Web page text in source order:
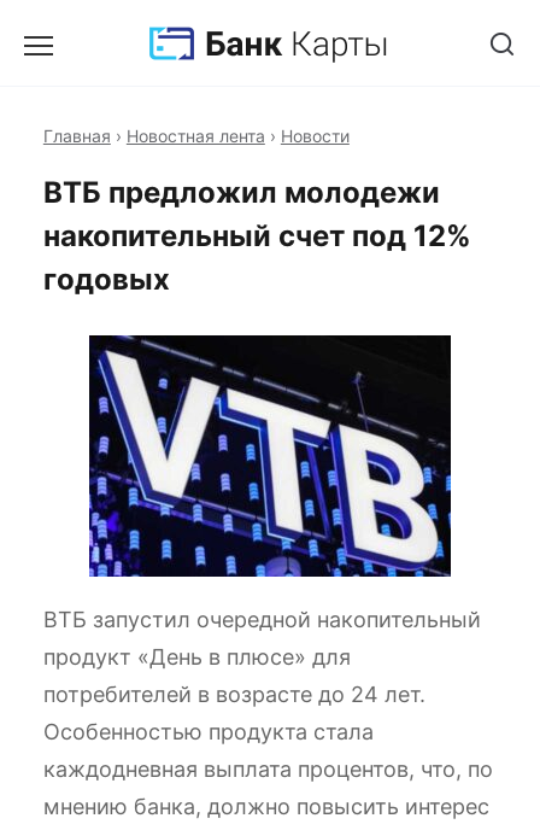
Главная › Новостная лента › Новости
ВТБ предложил молодежи
накопительный счет под 12%
годовых
ВТБ запустил очередной накопительный
продукт «День в плюсе» для
потребителей в возрасте до 24 лет.
Особенностью продукта стала
каждодневная выплата процентов, что, по
мнению банка, должно повысить интерес